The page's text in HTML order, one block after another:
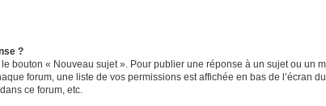
?
bouton « Nouveau sujet ». Pour publier une réponse à un sujet ou un
forum, une liste de vos permissions est affichée en bas de l’écran
ce forum, etc.